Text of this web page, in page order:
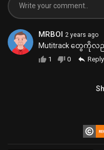
Category Plugins & သီချင်း
MRBOI 2 years ago
Mutitrack တွေကိုလည်
1 0 Reply